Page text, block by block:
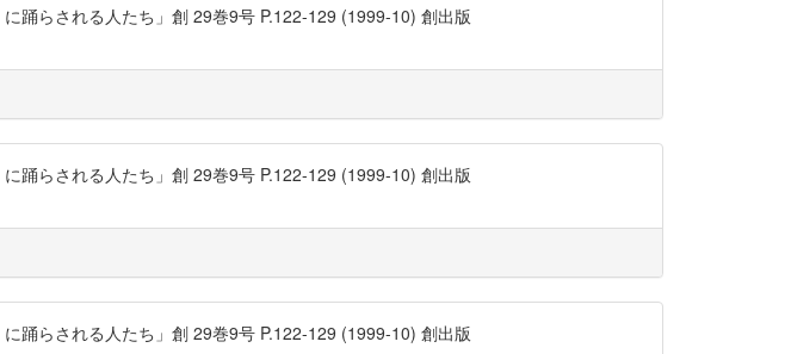
踊らされる人たち」創 29巻9号 P.122-129 (1999-10) 創出版
踊らされる人たち」創 29巻9号 P.122-129 (1999-10) 創出版
踊らされる人たち」創 29巻9号 P.122-129 (1999-10) 創出版